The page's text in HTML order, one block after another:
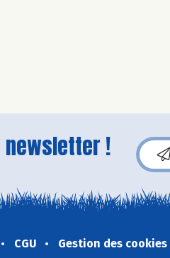
newsletter !
CGU Gestion des cookies